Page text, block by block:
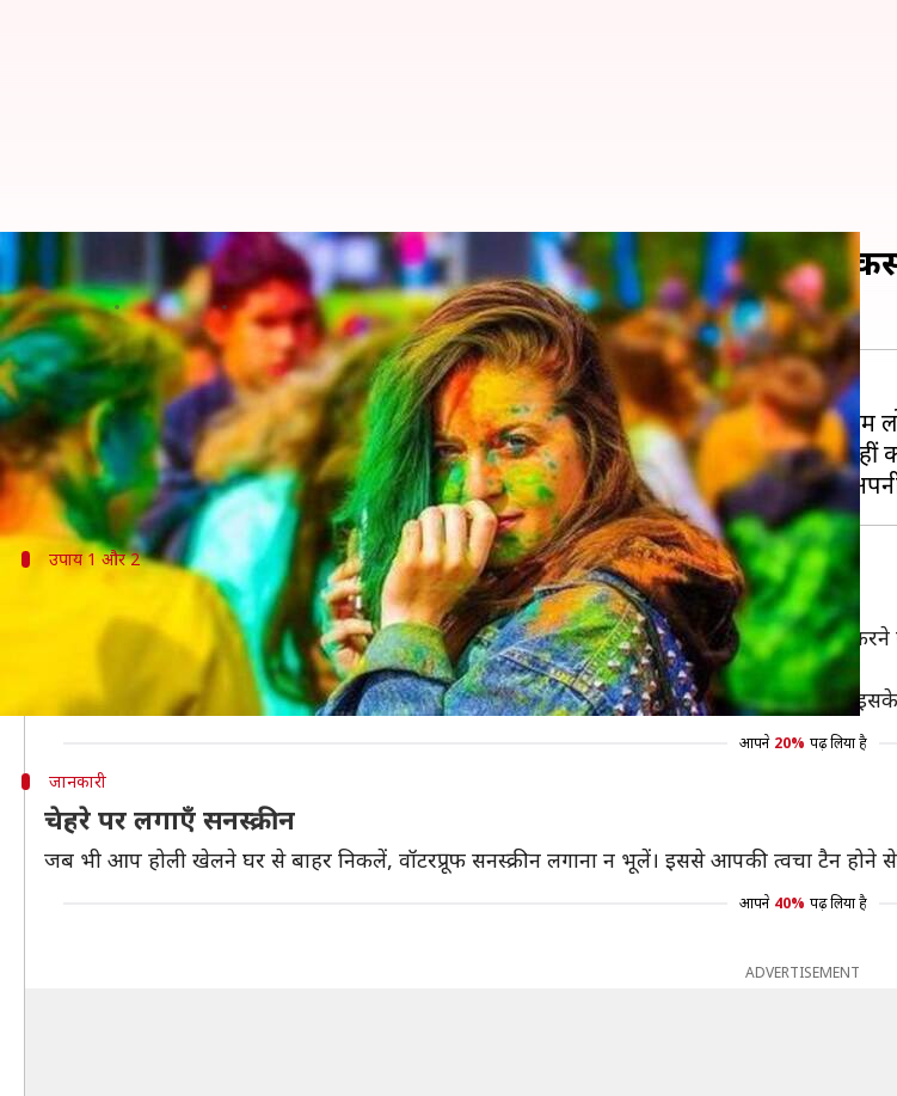
होली के रंगों से ऐसे करें अपनी त्वचा का बचाव, नहीं होगा कोई
लेखन प्रदीप मौर्य Mar 19, 2019 09:15 pm
क्या है खबर?
होली में रंग खेलने में बड़ा मज़ा आता है, लेकिन बाद में त्वचा को जो नुकसान होता है, उसके बारे में कम
अगर रंग खेलने के पहले से ही त्वचा के बचाव पर ध्यान दिया जाए तो बाद में परेशानियों का सामना नहीं
उपाय 1 और 2
चेहरे पर रगड़ें बर्फ के टुकड़े और लगाएँ तेल
कुछ बर्फ के टुकड़े लेकर एक सूती कपड़े में लपेटें। अब 10-15 मिनट तक उसे अपनी त्वचा पर रगड़ें। ऐसा करने
होली के ख़तरनाक रंगों से त्वचा को बचाने के लिए बेहतर यह है कि आप अपनी पूरी त्वचा पर तेल लगाएँ।
आपने 20% पढ़ लिया है
जानकारी
चेहरे पर लगाएँ सनस्क्रीन
जब भी आप होली खेलने घर से बाहर निकलें, वॉटरप्रूफ सनस्क्रीन लगाना न भूलें। इससे आपकी त्वचा टैन होने
आपने 40% पढ़ लिया है
ADVERTISEMENT